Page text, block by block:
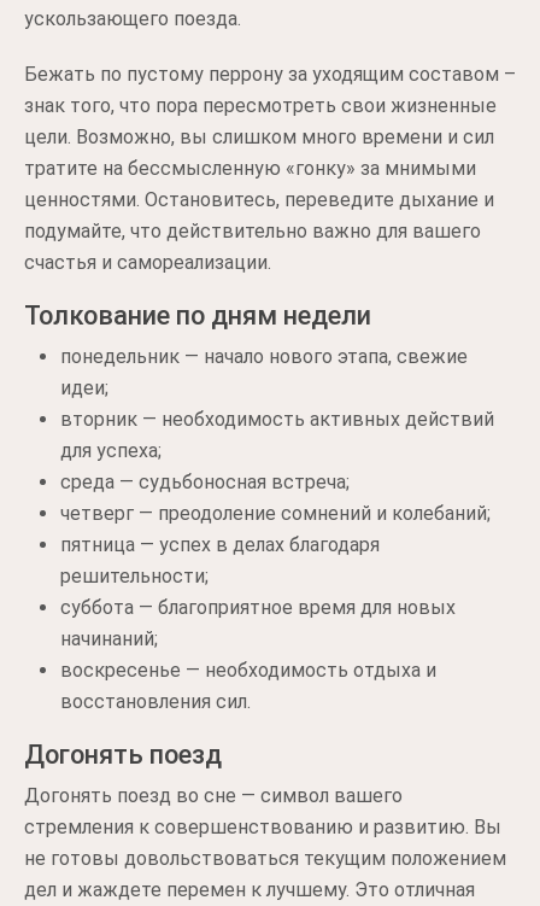
ускользающего поезда.
Бежать по пустому перрону за уходящим составом –
знак того, что пора пересмотреть свои жизненные
цели. Возможно, вы слишком много времени и сил
тратите на бессмысленную «гонку» за мнимыми
ценностями. Остановитесь, переведите дыхание и
подумайте, что действительно важно для вашего
счастья и самореализации.
Толкование по дням недели
понедельник — начало нового этапа, свежие
идеи;
вторник — необходимость активных действий
для успеха;
среда — судьбоносная встреча;
четверг — преодоление сомнений и колебаний;
пятница — успех в делах благодаря
решительности;
суббота — благоприятное время для новых
начинаний;
воскресенье — необходимость отдыха и
восстановления сил.
Догонять поезд
Догонять поезд во сне — символ вашего
стремления к совершенствованию и развитию. Вы
не готовы довольствоваться текущим положением
дел и жаждете перемен к лучшему. Это отличная